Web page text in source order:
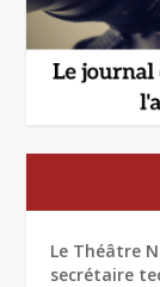
Le Théâtre
secrétaire